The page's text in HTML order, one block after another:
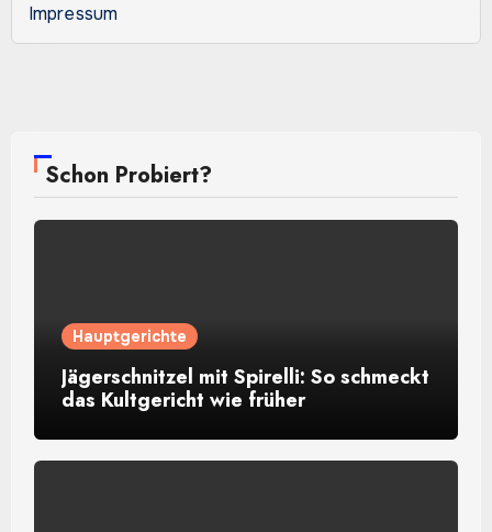
Impressum
Schon Probiert?
Hauptgerichte
Jägerschnitzel mit Spirelli: So schmeckt
das Kultgericht wie früher